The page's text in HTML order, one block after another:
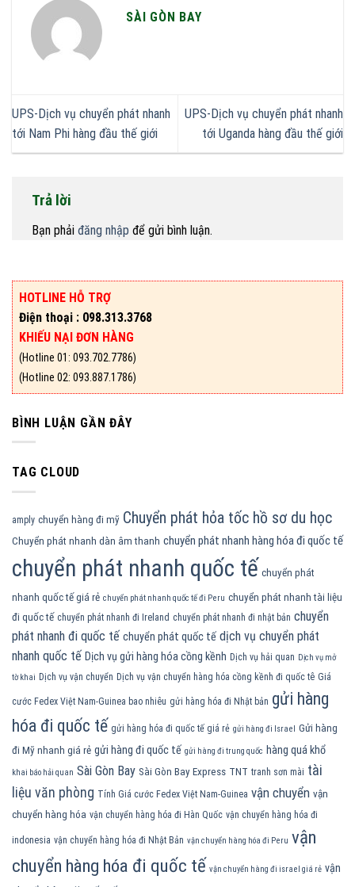
SÀI GÒN BAY
UPS-Dịch vụ chuyển phát nhanh
tới Nam Phi hàng đầu thế giới
UPS-Dịch vụ chuyển phát nhanh
tới Uganda hàng đầu thế giới
Trả lời
Bạn phải đăng nhập để gửi bình luận.
HOTLINE HỖ TRỢ
Điện thoại : 098.313.3768
KHIẾU NẠI ĐƠN HÀNG
(Hotline 01: 093.702.7786)
(Hotline 02: 093.887.1786)
BÌNH LUẬN GẦN ĐÂY
TAG CLOUD
amply chuyển hàng đi mỹ Chuyển phát hỏa tốc hồ sơ du học
Chuyển phát nhanh dàn âm thanh chuyển phát nhanh hàng hóa đi quốc tế
chuyển phát nhanh quốc tế chuyển phát
nhanh quốc tế giá rẻ chuyển phát nhanh quốc tế đi Peru chuyển phát nhanh tài liệu
đi quốc tế chuyển phát nhanh đi Ireland chuyển phát nhanh đi nhật bản chuyển
phát nhanh đi quốc tế chuyển phát quốc tế dịch vụ chuyển phát
nhanh quốc tế Dịch vụ gửi hàng hóa cồng kềnh Dịch vụ hải quan Dịch vụ mở
tờ khai Dịch vụ vận chuyển Dịch vụ vận chuyển hàng hóa cồng kềnh đi quốc tê Giá
cước Fedex Việt Nam-Guinea bao nhiêu gửi hàng hóa đi Nhật bản gửi hàng
hóa đi quốc tế gửi hàng hóa đi quốc tế giá rẻ gửi hàng đi Israel Gửi hàng
đi Mỹ nhanh giá rẻ gửi hàng đi quốc tế gửi hàng đi trung quốc hàng quá khổ
khai báo hải quan Sài Gòn Bay Sài Gòn Bay Express TNT tranh sơn mài tài
liệu văn phòng Tính Giá cước Fedex Việt Nam-Guinea vận chuyển vận
chuyển hàng hóa vận chuyển hàng hóa đi Hàn Quốc vận chuyển hàng hóa đi
indonesia vận chuyển hàng hóa đi Nhật Bản vận chuyển hàng hóa đi Peru vận
chuyển hàng hóa đi quốc tế vận chuyển hàng đi israel giá rẻ vận